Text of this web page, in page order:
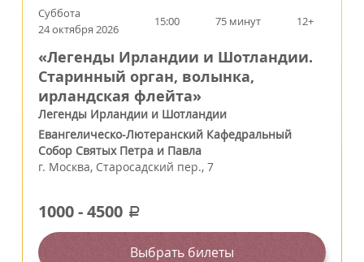
Суббота
24 октября 2026
15:00 75 минут 12+
«Легенды Ирландии и Шотландии.
Старинный орган, волынка,
ирландская флейта»
Легенды Ирландии и Шотландии
Евангелическо-Лютеранский Кафедральный
Собор Святых Петра и Павла
г. Москва, Старосадский пер., 7
1000-4500 a
Выбрать билеты